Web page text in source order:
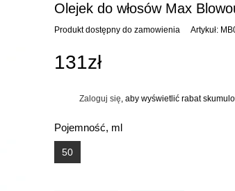
Olejek do włosów Max
Produkt dostępny do zamowienia Artykuł:
131zł
Zaloguj się , aby wyświetlić rabat
Pojemność, ml
50